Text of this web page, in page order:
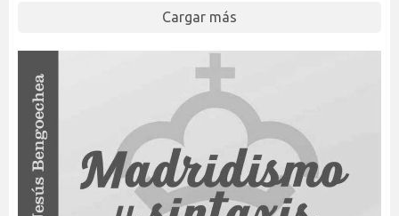
Cargar más